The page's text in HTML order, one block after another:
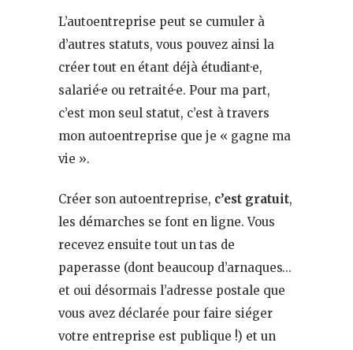
L’autoentreprise peut se cumuler à
d’autres statuts, vous pouvez ainsi la
créer tout en étant déjà étudiant·e,
salarié·e ou retraité·e. Pour ma part,
c’est mon seul statut, c’est à travers
mon autoentreprise que je « gagne ma
vie ».
Créer son autoentreprise, c’est gratuit,
les démarches se font en ligne. Vous
recevez ensuite tout un tas de
paperasse (dont beaucoup d’arnaques…
et oui désormais l’adresse postale que
vous avez déclarée pour faire siéger
votre entreprise est publique !) et un